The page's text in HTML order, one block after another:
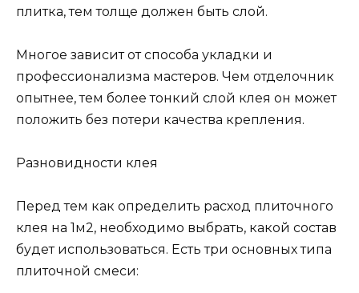
плитка, тем толще должен быть слой.
Многое зависит от способа укладки и
профессионализма мастеров. Чем отделочник
опытнее, тем более тонкий слой клея он может
положить без потери качества крепления.
Разновидности клея
Перед тем как определить расход плиточного
клея на 1м2, необходимо выбрать, какой состав
будет использоваться. Есть три основных типа
плиточной смеси: